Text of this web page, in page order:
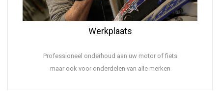
Werkplaats
Professioneel onderhoud aan uw motor of fiets
maar ook voor onderdelen van alle merken